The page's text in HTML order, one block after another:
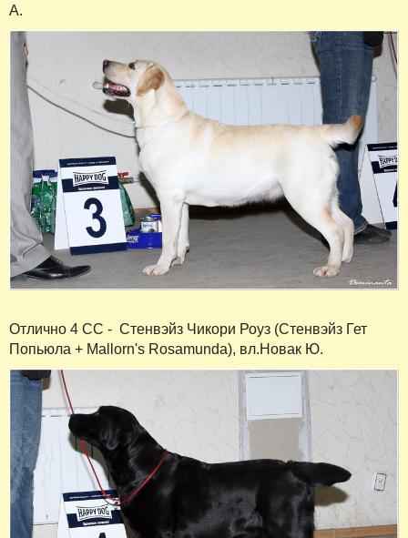
А.
Отлично 4 СС - Стенвэйз Чикори Роуз (Стенвэйз Гет
Попьюла + Mallorn's Rosamunda), вл.Новак Ю.